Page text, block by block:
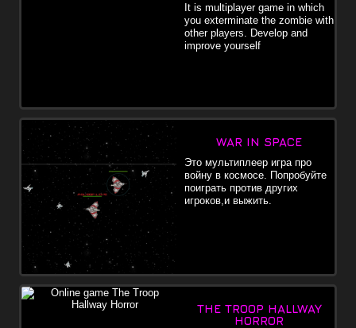
It is multiplayer game in which
you exterminate the zombie with
other players. Develop and
improve yourself
WAR IN SPACE
Это мультиплеер игра про
войну в космосе. Попробуйте
поиграть против других
игроков,и выжить.
THE TROOP HALLWAY
HORROR